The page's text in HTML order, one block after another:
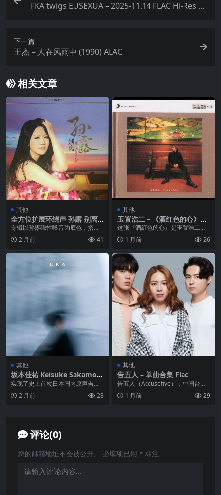
FKA twigs EUSEXUA – 2025-11.14 FLAC Hi-Res 48
下一篇
王杰 – 人在风雨中 (1990) ALAC
相关文章
其他
全方位扩展环绕声 孙露 别离 2
CD WAV 分轨
专辑以孙露磁性嗓音为底色，搭配
环绕声效，将离别、思念的情绪揉
进旋律：从《等你等了...
2 月前 41
其他
玉置浩二－《酒红色的心》K2
HD WAV+CUE
这张『酒紅色的心』是玉置浩二重
新诠释安全地帶早期的畅销情歌。
更棒的是，藉著母帶处...
1 月前 26
其他
坂本佳祐 Keisuke Sakamot
o Uka FLAC 48kHz 24bit
实现了史上首次日本国内原声吉他
大赛双冠王的坂本佳祐，推出了他
的首张完整专辑《Uk...
2 月前 28
其他
告五人 – 单曲合集 Flac
告五人（Accusefive），中国台湾
乐团，成立于2017年，由团长兼鼓
手哲谦...
1 月前 29
评论(0)
您的邮箱地址不会被公开。 必填项已用 * 标注